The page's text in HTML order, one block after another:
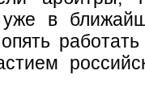
уже в